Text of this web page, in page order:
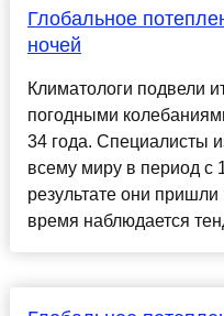
Глобальное
ночей
Климатологи подвели
погодными
34 года. Специалисты
всему миру в период с
результате они
время наблюдается